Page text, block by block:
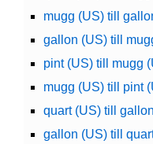
mugg (US) till
gallon (US) till
pint (US) till mugg
mugg (US) till pint
quart (US) till
gallon (US) till